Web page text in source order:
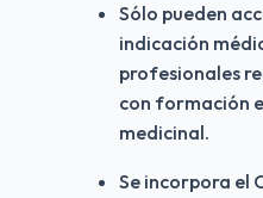
Sólo pueden
indicación
profesionales
con formación
medicinal.
Se incorpora el